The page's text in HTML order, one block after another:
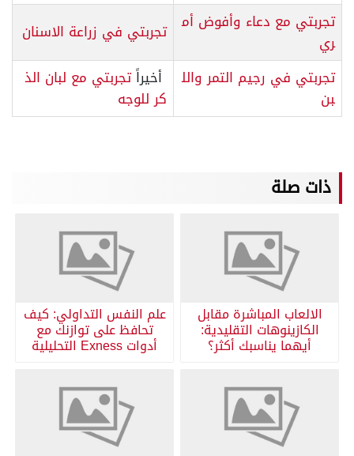
تجربتي مع دعاء وأفوض أم
ري
تجربتي في زراعة الاسنان
تجربتي في رجيم التمر والل
بن
أخيراًتجربتي مع لبان الذ
كر للوجه
ذات صلة
الالعاب المباشرة مقابل
الكازينوهات التقليدية:
أيهما يناسبك أكثر؟
علم النفس التداولي: كيف
تحافظ على توازنك مع
أدوات Exness التحليلية